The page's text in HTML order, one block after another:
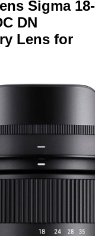
Sigma 18-
DN
Lens for